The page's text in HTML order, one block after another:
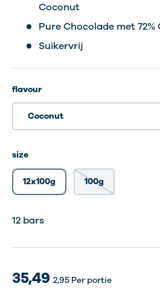
Coconut
Pure Chocolade met 72%
Suikervrij
flavour
Coconut
size
12x100g 100g
12 bars
12 bars1 bars
1 bars
35,49 2,95 Per portie